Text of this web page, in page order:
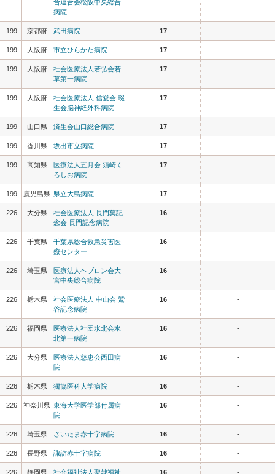
合連合会松阪中央総合
病院
199 京都府 武田病院 17 -
199 大阪府 市立ひらかた病院 17 -
199 大阪府
社会医療法人若弘会若
草第一病院
17 -
199 大阪府
社会医療法人 信愛会 畷
生会脳神経外科病院
17 -
199 山口県 済生会山口総合病院 17 -
199 香川県 坂出市立病院 17 -
199 高知県
医療法人五月会 須崎く
ろしお病院
17 -
199 鹿児島県 県立大島病院 17 -
226 大分県
社会医療法人 長門莫記
念会 長門記念病院
16 -
226 千葉県
千葉県総合救急災害医
療センター
16 -
226 埼玉県
医療法人ヘブロン会大
宮中央総合病院
16 -
226 栃木県
社会医療法人 中山会 鷲
谷記念病院
16 -
226 福岡県
医療法人社団水北会水
北第一病院
16 -
226 大分県
医療法人慈恵会西田病
院
16 -
226 栃木県 獨協医科大学病院 16 -
226 神奈川県 東海大学医学部付属病
院
16 -
226 埼玉県 さいたま赤十字病院 16 -
226 長野県 諏訪赤十字病院 16 -
226 静岡県 社会福祉法人聖隷福祉 16 -